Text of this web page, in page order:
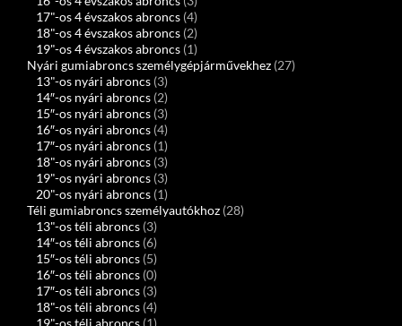
17"-os 4 évszakos abroncs (4)
18"-os 4 évszakos abroncs (2)
19"-os 4 évszakos abroncs (1)
Nyári gumiabroncs személygépjárművekhez (27)
13"-os nyári abroncs (3)
14″-os nyári abroncs (2)
15″-os nyári abroncs (3)
16″-os nyári abroncs (4)
17″-os nyári abroncs (1)
18"-os nyári abroncs (3)
19"-os nyári abroncs (3)
20"-os nyári abroncs (1)
Téli gumiabroncs személyautókhoz (28)
13"-os téli abroncs (3)
14″-os téli abroncs (6)
15″-os téli abroncs (5)
16″-os téli abroncs (0)
17″-os téli abroncs (3)
18"-os téli abroncs (4)